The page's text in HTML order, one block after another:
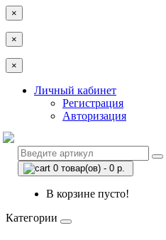
×
×
×
Личный кабинет
Регистрация
Авторизация
0 товар(ов) - 0 р.
В корзине пусто!
Категории